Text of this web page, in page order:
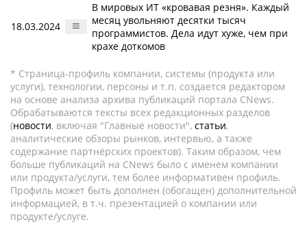
18.03.2024
В мировых ИТ «кровавая резня». Каждый
месяц увольняют десятки тысяч
программистов. Дела идут хуже, чем при
крахе доткомов
* Страница-профиль компании, системы (продукта или
услуги), технологии, персоны и т.п. создается редактором
на основе анализа архива публикаций портала CNews.
Обрабатываются тексты всех редакционных разделов
(новости, включая "Главные новости", статьи,
аналитические обзоры рынков, интервью, а также
содержание партнёрских проектов). Таким образом, чем
больше публикаций на CNews было с именем компании
или продукта/услуги, тем более информативен профиль.
Профиль может быть дополнен (обогащен) дополнительной
информацией, в т.ч. презентацией о компании или
продукте/услуге.